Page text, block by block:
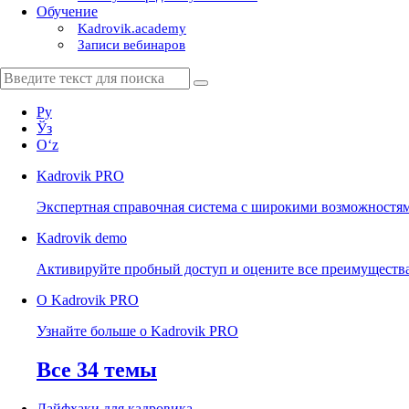
Обучение
Kadrovik.academy
Записи вебинаров
Ру
Ўз
Oʻz
Kadrovik PRO
Экспертная справочная система с широкими
Kadrovik demo
Активируйте пробный доступ и оцените все
О Kadrovik PRO
Узнайте больше о Kadrovik PRO
Все 34 темы